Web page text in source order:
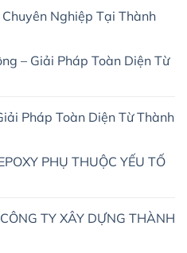
Nghiệp Tại Thành
– Giải Pháp Toàn Diện Từ
Pháp Toàn Diện Từ Thành
PHỤ THUỘC YẾU TỐ
TY XÂY DỰNG THÀNH